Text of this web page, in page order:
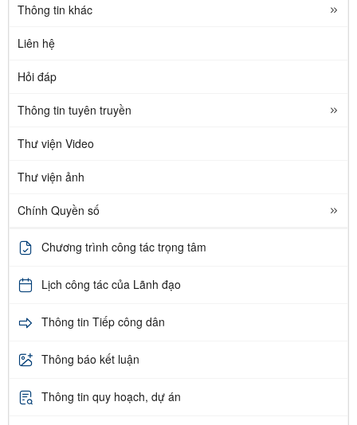
Thông tin khác
Liên hệ
Hỏi đáp
Thông tin tuyên truyền
Thư viện Video
Thư viện ảnh
Chính Quyền số
Chương trình công tác trọng tâm
Lịch công tác của Lãnh đạo
Thông tin Tiếp công dân
Thông báo kết luận
Thông tin quy hoạch, dự án